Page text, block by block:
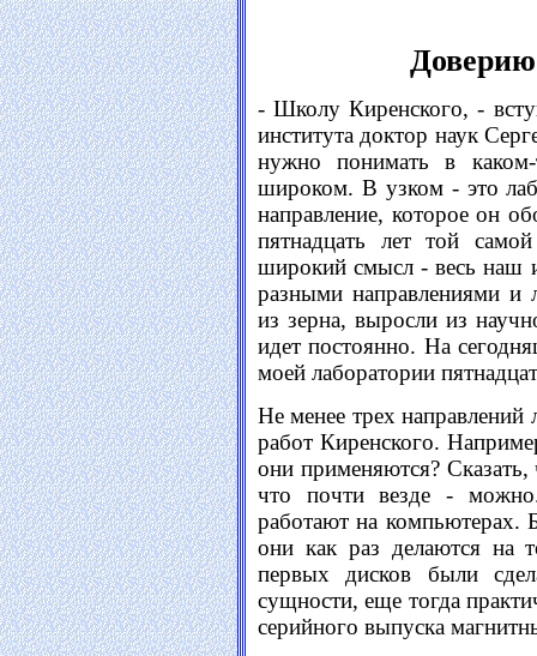
- Школу Киренского, -
института доктор наук
нужно понимать в
широком. В узком - это
направление, которое он
пятнадцать лет той
широкий смысл - весь наш
разными направлениями и
из зерна, выросли из
идет постоянно. На
моей лаборатории
Не менее трех
работ Киренского.
они применяются?
что почти везде -
работают на компьютерах.
они как раз делаются на
первых дисков были
сущности, еще тогда
серийного выпуска